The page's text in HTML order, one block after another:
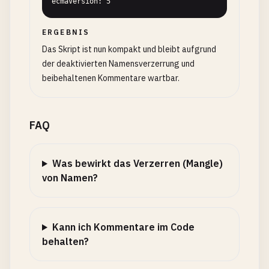
ERGEBNIS
Das Skript ist nun kompakt und bleibt aufgrund
der deaktivierten Namensverzerrung und
beibehaltenen Kommentare wartbar.
FAQ
Was bewirkt das Verzerren (Mangle)
von Namen?
Kann ich Kommentare im Code
behalten?